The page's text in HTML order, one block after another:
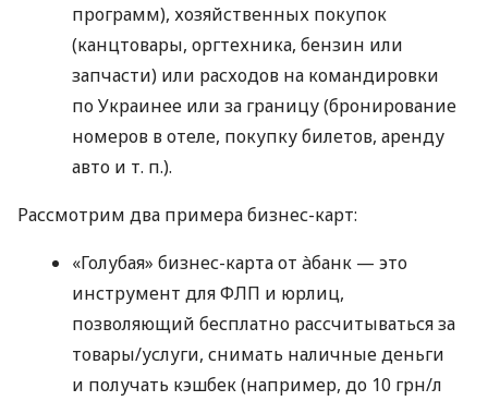
программ), хозяйственных покупок
(канцтовары, оргтехника, бензин или
запчасти) или расходов на командировки
по Украинее или за границу (бронирование
номеров в отеле, покупку билетов, аренду
авто и т. п.).
Рассмотрим два примера бизнес-карт:
«Голубая» бизнес-карта от àбанк — это
инструмент для ФЛП и юрлиц,
позволяющий бесплатно рассчитываться за
товары/услуги, снимать наличные деньги
и получать кэшбек (например, до 10 грн/л